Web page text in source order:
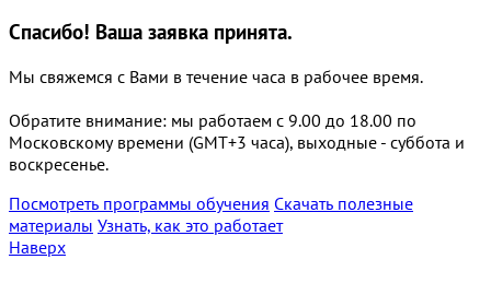
Спасибо! Ваша заявка принята.
Мы свяжемся с Вами в течение часа в рабочее время.
Обратите внимание: мы работаем с 9.00 до 18.00 по
Московскому времени (GMT+3 часа), выходные - суббота и
воскресенье.
Посмотреть программы обучения Скачать полезные
материалы Узнать, как это работает
Наверх